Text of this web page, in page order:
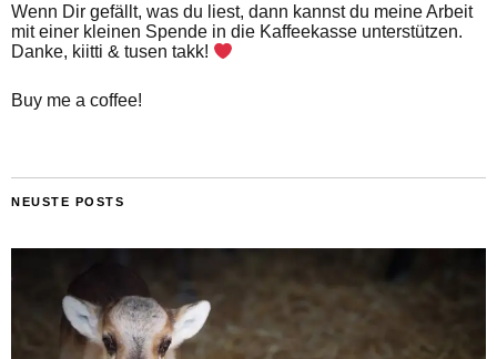
Wenn Dir gefällt, was du liest, dann kannst du meine Arbeit
mit einer kleinen Spende in die Kaffeekasse unterstützen.
Danke, kiitti & tusen takk!
Buy me a coffee!
NEUSTE POSTS